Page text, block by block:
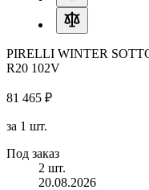
PIRELLI WINTER
R20 102V
81 465 ₽
за 1 шт.
Под заказ
2 шт.
20.08.2026